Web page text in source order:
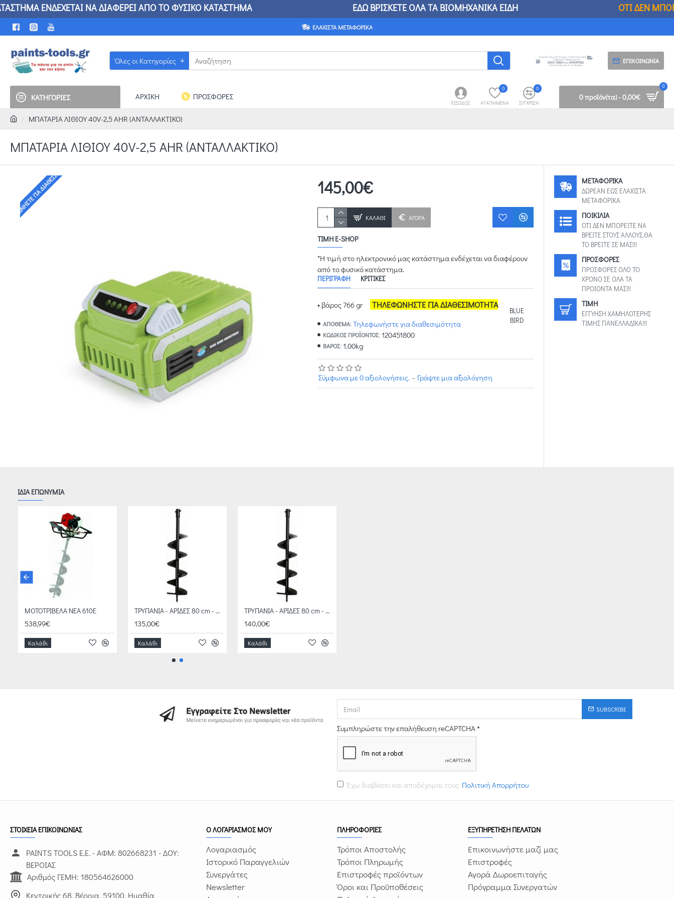
ΕΝΔΕΧΕΤΑΙ ΝΑ ΔΙΑΦΕΡΕΙ ΑΠΟ ΤΟ ΦΥΣΙΚΟ ΚΑΤΑΣΤΗΜΑ ΕΔΩ ΒΡΙΣΚΕΤΕ ΟΛΑ ΤΑ ΒΙΟΜΗΧΑΝΙΚΑ ΕΙΔΗΟΤΙ ΔΕΝ ΜΠΟΡΕΙΤΕ ΝΑ ΒΡΕΙΤΕ
ΕΛΆΧΙΣΤΑ ΜΕΤΑΦΟΡΙΚΆ
Όλες οι Κατηγορίες ΕΠΙΚΟΙΝΩΝΊΑ
ΚΑΤΗΓΟΡΙΕΣ ΑΡΧΙΚΗ ΠΡΟΣΦΟΡΕΣ
ΕΊΣΟΔΟΣ ΑΓΑΠΗΜΈΝΑ
0
ΣΎΓΚΡΙΣΗ
0
0 προϊόν(τα) - 0,00€
0
MΠΑΤΑΡΙΑ ΛΙΘΙΟΥ 40V-2,5 ΑΗR (ANTAΛΛΑΚΤΙΚΟ)
MΠΑΤΑΡΙΑ ΛΙΘΙΟΥ 40V-2,5 ΑΗR (ANTAΛΛΑΚΤΙΚΟ)
ΤΗΛΕΦΩΝΉΣΤΕ ΓΙΑ ΔΙΑΘΕΣΙΜΌΤΗΤΑ
ΤΙΜΉ E-SHOP
*Η τιμή στο ηλεκτρονικό μας κατάστημα ενδέχεται να διαφέρουν
από το φυσικό κατάστημα.
ΠΕΡΙΓΡΑΦΉ ΚΡΙΤΙΚΈΣ
• βάρος 766 gr ΤΗΛΕΦΩΝΗΣΤΕ ΓΙΑ ΔΙΑΘΕΣΙΜΟΤΗΤΑ
ΑΠΟΘΕΜΑ:Τηλεφωνήστε για διαθεσιμότητα
ΚΩΔΙΚΌΣ ΠΡΟΪΌΝΤΟΣ:120451800
ΒΆΡΟΣ:1.00kg
BLUE
BIRD
Σύμφωνα με 0 αξιολογήσεις. - Γράψτε μια αξιολόγηση
145,00€
ΚΑΛΆΘΙ ΑΓΟΡΑ
ΜΕΤΑΦΟΡΙΚΑ
ΔΩΡΕΑΝ ΕΩΣ ΕΛΑΧΙΣΤΑ
ΜΕΤΑΦΟΡΙΚΑ
ΠΟΙΚΙΛΙΑ
ΟΤΙ ΔΕΝ ΜΠΟΡΕΙΤΕ ΝΑ
ΒΡΕΙΤΕ ΣΤΟΥΣ ΑΛΛΟΥΣ,ΘΑ
ΤΟ ΒΡΕΙΤΕ ΣΕ ΜΑΣ!!!
ΠΡΟΣΦΟΡΕΣ
ΠΡΟΣΦΟΡΕΣ ΟΛΟ ΤΟ
ΧΡΟΝΟ ΣΕ ΟΛΑ ΤΑ
ΠΡΟΙΟΝΤΑ ΜΑΣ!!!
TIMH
ΕΓΓΥΗΣΗ ΧΑΜΗΛΟΤΕΡΗΣ
ΤΙΜΗΣ ΠΑΝΕΛΛΑΔΙΚΑ!!!
ΙΔΙΑ ΕΠΩΝΥΜΙΑ
ΜΟΤΟΤΡΙΒΕΛΑ NEA 610E
538,99€
Καλάθι
ΤΡΥΠΑΝΙΑ - ΑΡΙΔΕΣ 80 cm - Φ 12cm
135,00€
Καλάθι
ΤΡΥΠΑΝΙΑ - ΑΡΙΔΕΣ 80 cm - Φ 15cm
140,00€
Καλάθι
SUBSCRIBE
Συμπληρώστε την επαλήθευση reCAPTCHA
Έχω διαβάσει και αποδέχομαι τους Πολιτική Απορρήτου
ΣΤΟΙΧΕΙΑ ΕΠΙΚΟΙΝΩΝΙΑΣ
PAINTS TOOLS Ε.Ε. - ΑΦΜ: 802668231 - ΔΟΥ:
ΒΕΡΟΙΑΣ
Αριθμός ΓΕΜΗ: 180564626000
Κεντρικής 68, Βέροια, 59100, Ημαθία
Ο ΛΟΓΑΡΙΑΣΜΟΣ ΜΟΥ
Λογαριασμός
Ιστορικό Παραγγελιών
Συνεργάτες
Newsletter
ΠΛΗΡΟΦΟΡΙΕΣ
Τρόποι Αποστολής
Τρόποι Πληρωμής
Επιστροφές προϊόντων
Όροι και Προϋποθέσεις
ΕΞΥΠΗΡΕΤΗΣΗ ΠΕΛΑΤΩΝ
Επικοινωνήστε μαζί μας
Επιστροφές
Αγορά Δωροεπιταγής
Πρόγραμμα Συνεργατών